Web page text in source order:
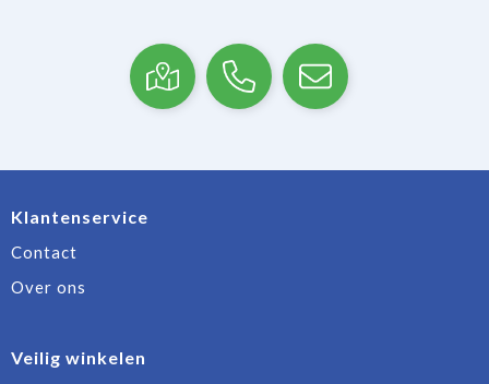
Klantenservice
Contact
Over ons
Veilig winkelen